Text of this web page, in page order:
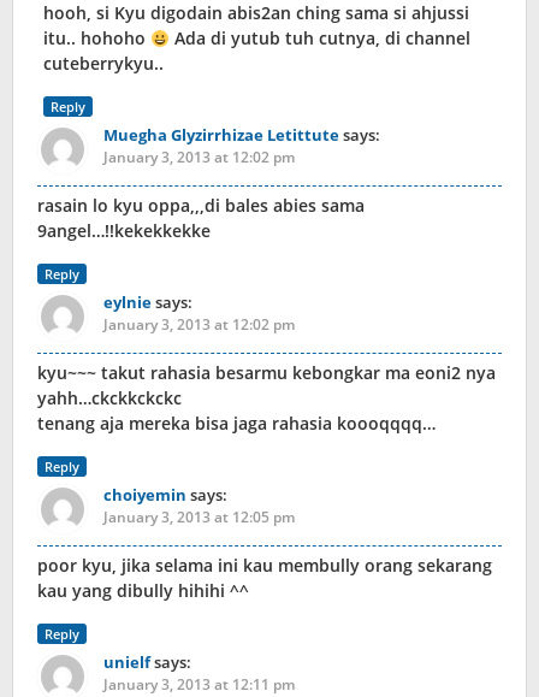
hooh, si Kyu digodain abis2an ching sama si ahjussi
itu.. hohoho
Ada di yutub tuh cutnya, di channel
cuteberrykyu..
Reply
Muegha Glyzirrhizae Letittutesays:
January 3, 2013 at 12:02 pm
rasain lo kyu oppa,,,di bales abies sama
9angel…!!kekekkekke
Reply
eylniesays:
January 3, 2013 at 12:02 pm
kyu~~~ takut rahasia besarmu kebongkar ma eoni2 nya
yahh…ckckkckckc
tenang aja mereka bisa jaga rahasia koooqqqq…
Reply
choiyemin says:
January 3, 2013 at 12:05 pm
poor kyu, jika selama ini kau membully orang sekarang
kau yang dibully hihihi ^^
Reply
unielfsays:
January 3, 2013 at 12:11 pm